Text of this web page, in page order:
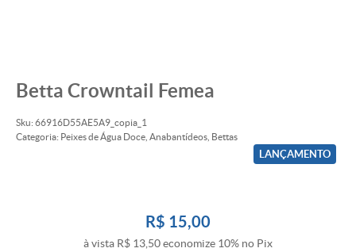
Betta Crowntail Femea
Sku: 66916D55AE5A9_copia_1
Categoria: Peixes de Água Doce Anabantídeos Bettas
LANÇAMENTO
R$ 15,00
à vista R$ 13,50economize 10% no Pix